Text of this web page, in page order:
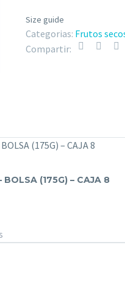
UNIDADES
cantidad
Size guide
Categorias: Frutos
Compartir:
(175G) – CAJA 8